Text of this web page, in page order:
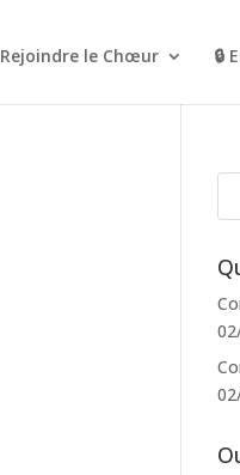
Rejoindre le Chœur 🔒